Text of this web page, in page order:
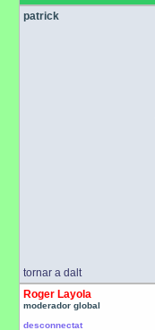
patrick
tornar a dalt
Roger Layola
moderador global
desconnectat